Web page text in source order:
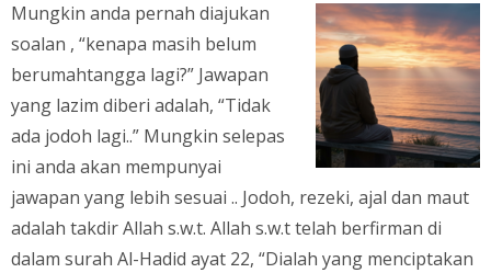
Mungkin anda pernah diajukan
soalan , “kenapa masih belum
berumahtangga lagi?” Jawapan
yang lazim diberi adalah, “Tidak
ada jodoh lagi..” Mungkin selepas
ini anda akan mempunyai
jawapan yang lebih sesuai .. Jodoh, rezeki, ajal dan maut
adalah takdir Allah s.w.t. Allah s.w.t telah berfirman di
dalam surah Al-Hadid ayat 22, “Dialah yang menciptakan